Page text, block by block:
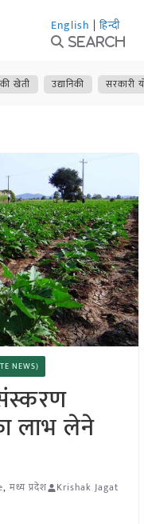
English | हिन्दी
Search
खेती उद्यानिकी सरकारी
NEWS)
लाभ लेने
, मध्य प्रदेश Krishak Jagat